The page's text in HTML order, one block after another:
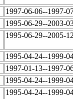
1997-06-06--1997-
1995-06-29--2003-
1995-06-29--2005-
1995-04-24--1999-
1997-01-13--1997-
1995-04-24--1999-
1995-04-24--1999-